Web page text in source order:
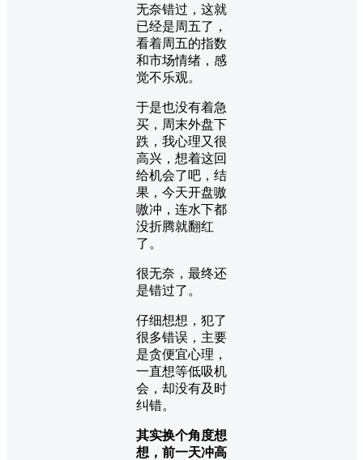
无奈错过，这就
已经是周五了，
看着周五的指数
和市场情绪，感
觉不乐观。
于是也没有着急
买，周末外盘下
跌，我心理又很
高兴，想着这回
给机会了吧，结
果，今天开盘嗷
嗷冲，连水下都
没折腾就翻红
了。
很无奈，最终还
是错过了。
仔细想想，犯了
很多错误，主要
是贪便宜心理，
一直想等低吸机
会，却没有及时
纠错。
其实换个角度想
想，前一天冲高